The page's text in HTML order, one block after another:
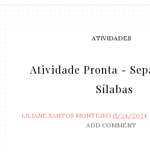
ATIVIDADES
Atividade Pronta -
Sílabas
LILIANE SANTOS MONTEIRO 11/24/2024
ADD COMMENT